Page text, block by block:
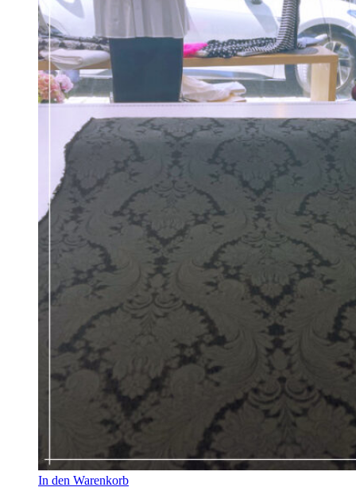
In den Warenkorb